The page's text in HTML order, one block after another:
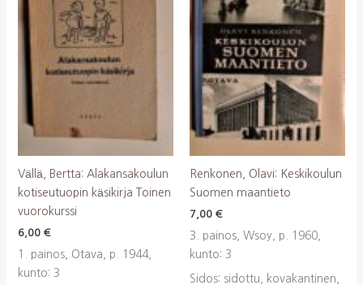
Vällä, Bertta: Alakansakoulun
kotiseutuopin käsikirja Toinen
vuorokurssi
6,00 €
1. painos, Otava, p. 1944,
kunto: 3
Renkonen, Olavi: Keskikoulun
Suomen maantieto
7,00 €
3. painos, Wsoy, p. 1960,
kunto: 3
Sidos: sidottu, kovakantinen,